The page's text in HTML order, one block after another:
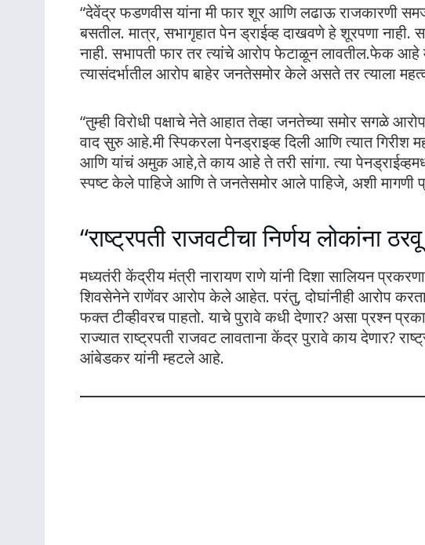
“देवेंद्र फडणवीस यांना मी फार शूर आणि लढाऊ राजकारणी
बसतील. मात्र, सभागृहात पेन ड्राईव्ह दाखवणे हे शूरपणा नाही.
नाही. सभापती फार तर त्यांचे आरोप फेटाळून लावतील.फेक आहे
त्यासंदर्भातील आरोप बाहेर जनतेसमोर केले असते तर त्याला
“तुम्ही विरोधी पक्षाचे नेते आहात तेव्हा जनतेच्या समोर सगळे
वाद सुरु आहे.मी स्पिकरला पेनड्राइव्ह दिली आणि त्यात
आणि यांचं अमुक आहे,ते काय आहे ते तरी सांगा. त्या
स्पष्ट केले पाहिजे आणि ते जनतेसमोर आले पाहिजे, अशी
“राष्ट्रपती राजवटीचा निर्णय लोकांना ठरवू
मध्यतंरी केंद्रीय मंत्री नारायण राणे यांनी दिशा सालियन
शिवसेनेने राणेंवर आरोप केले आहेत. परंतु, दोघांनीही आरोप
फक्त टीव्हीवरच पाहतो. याचे पुरावे कधी देणार? असा प्रश्न
राज्यात राष्ट्रपती राजवट लावताना केंद्र पुरावे काय देणार?
आंबेडकर यांनी म्हटले आहे.